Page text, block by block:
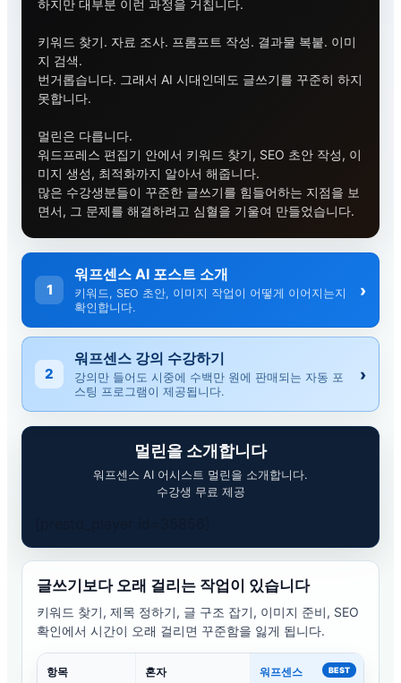
하지만 대부분 이런 과정을 거칩니다.
키워드 찾기. 자료 조사. 프롬프트 작성. 결과물 복붙. 이미
지 검색.
번거롭습니다. 그래서 AI 시대인데도 글쓰기를 꾸준히 하지
못합니다.
멀린은 다릅니다.
워드프레스 편집기 안에서 키워드 찾기, SEO 초안 작성, 이
미지 생성, 최적화까지 알아서 해줍니다.
많은 수강생분들이 꾸준한 글쓰기를 힘들어하는 지점을 보
면서, 그 문제를 해결하려고 심혈을 기울여 만들었습니다.
1
워프센스 AI 포스트 소개
키워드, SEO 초안, 이미지 작업이 어떻게 이어지는지
확인합니다.
›
2
워프센스 강의 수강하기
강의만 들어도 시중에 수백만 원에 판매되는 자동 포
스팅 프로그램이 제공됩니다.
›
멀린을 소개합니다
워프센스 AI 어시스트 멀린을 소개합니다.
수강생 무료 제공
글쓰기보다 오래 걸리는 작업이 있습니다
키워드 찾기, 제목 정하기, 글 구조 잡기, 이미지 준비, SEO
확인에서 시간이 오래 걸리면 꾸준함을 잃게 됩니다.
항목
혼자
BEST
워프센스